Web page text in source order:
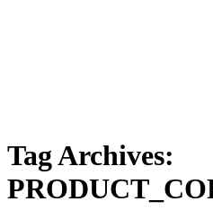
Tag Archives: